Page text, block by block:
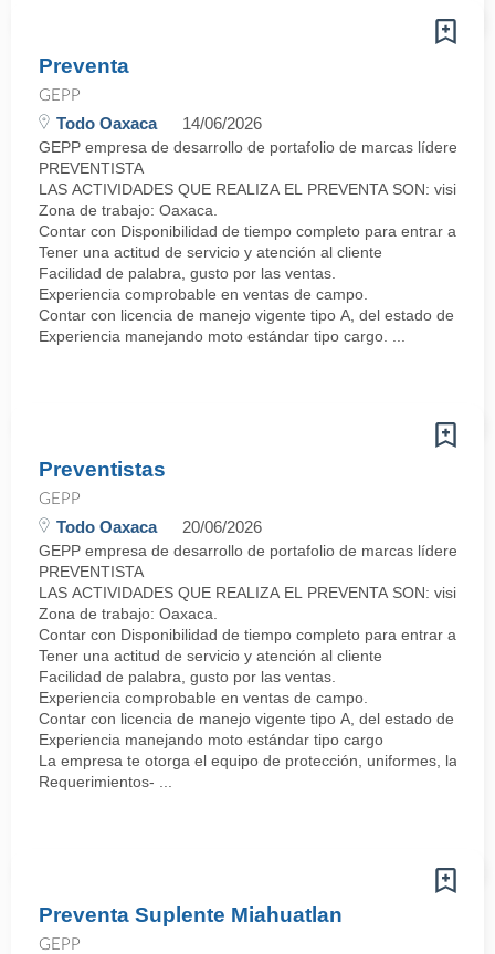
Preventa
GEPP
Todo Oaxaca 14/06/2026
GEPP empresa de desarrollo de portafolio de marcas líderes
PREVENTISTA
LAS ACTIVIDADES QUE REALIZA EL PREVENTA SON:
Zona de trabajo: Oaxaca.
Contar con Disponibilidad de tiempo completo para entrar a
Tener una actitud de servicio y atención al cliente
Facilidad de palabra, gusto por las ventas.
Experiencia comprobable en ventas de campo.
Contar con licencia de manejo vigente tipo A, del estado de
Experiencia manejando moto estándar tipo cargo. ...
Preventistas
GEPP
Todo Oaxaca 20/06/2026
GEPP empresa de desarrollo de portafolio de marcas líderes
PREVENTISTA
LAS ACTIVIDADES QUE REALIZA EL PREVENTA SON:
Zona de trabajo: Oaxaca.
Contar con Disponibilidad de tiempo completo para entrar a
Tener una actitud de servicio y atención al cliente
Facilidad de palabra, gusto por las ventas.
Experiencia comprobable en ventas de campo.
Contar con licencia de manejo vigente tipo A, del estado de
Experiencia manejando moto estándar tipo cargo
La empresa te otorga el equipo de protección, uniformes, la
Requerimientos- ...
Preventa Suplente Miahuatlan
GEPP